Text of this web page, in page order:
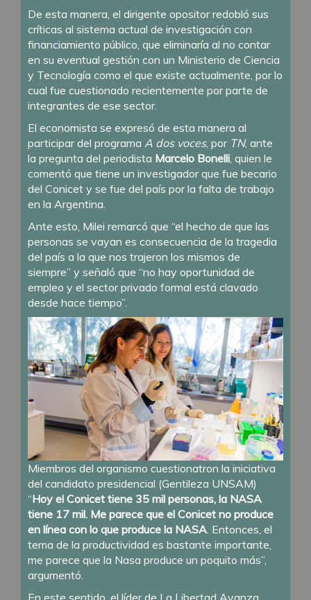
De esta manera, el dirigente opositor redobló sus
críticas al sistema actual de investigación con
financiamiento público, que eliminaría al no contar
en su eventual gestión con un Ministerio de Ciencia
y Tecnología como el que existe actualmente, por lo
cual fue cuestionado recientemente por parte de
integrantes de ese sector.
El economista se expresó de esta manera al
participar del programa A dos voces, porTN, ante
la pregunta del periodista Marcelo Bonelli, quien le
comentó que tiene un investigador que fue becario
del Conicet y se fue del país por la falta de trabajo
en la Argentina.
Ante esto, Milei remarcó que “el hecho de que las
personas se vayan es consecuencia de la tragedia
del país a la que nos trajeron los mismos de
siempre” y señaló que “no hay oportunidad de
empleo y el sector privado formal está clavado
desde hace tiempo”.
Miembros del organismo cuestionatron la iniciativa
del candidato presidencial (Gentileza UNSAM)
“Hoy el Conicet tiene 35 mil personas, la NASA
tiene 17 mil. Me parece que el Conicet no produce
en línea con lo que produce la NASA . Entonces, el
tema de la productividad es bastante importante,
me parece que la Nasa produce un poquito más”,
argumentó.
En este sentido, el líder de La Libertad Avanza